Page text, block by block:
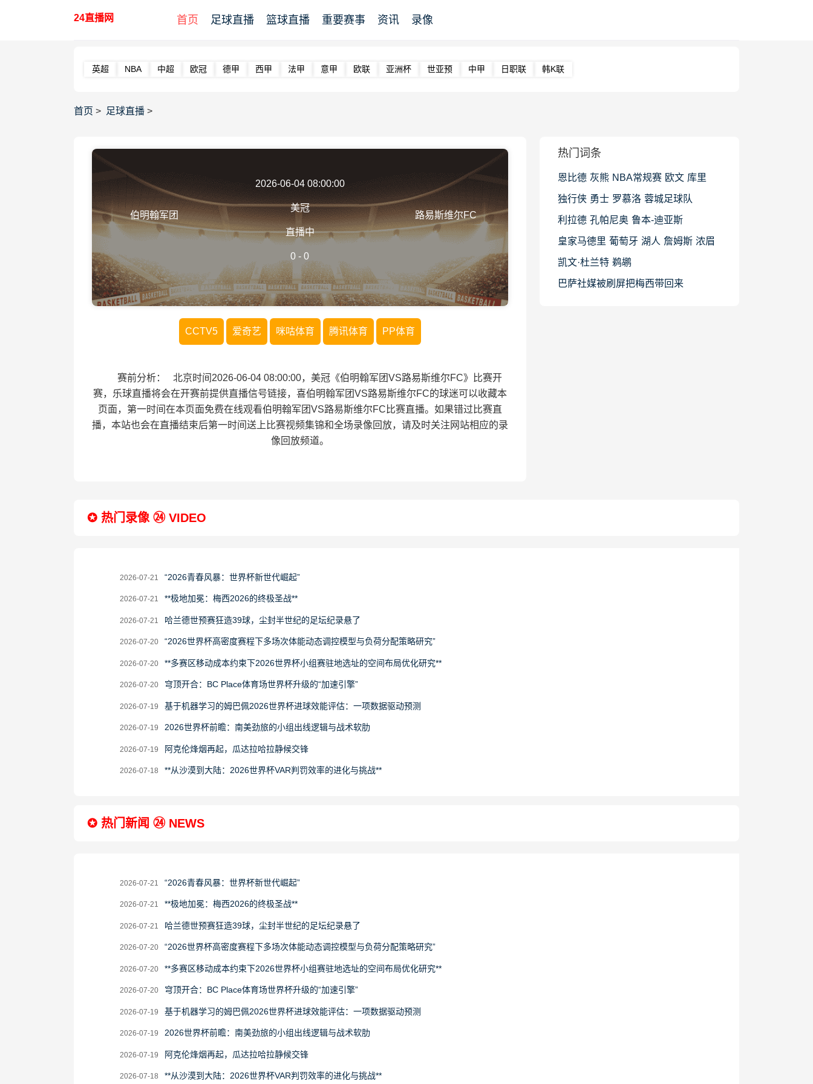
24直播网 首页 足球直播 篮球直播 重要赛事 资讯 录像
英超 NBA 中超 欧冠 德甲 西甲 法甲 意甲 欧联 亚洲杯 世亚预 中甲 日职联 韩K联
首页 > 足球直播 >
伯明翰军团
2026-06-04 08:00:00
美冠
直播中
0 -0
路易斯维尔FC
CCTV5 爱奇艺 咪咕体育 腾讯体育 PP体育
赛前分析： 北京时间2026-06-04 08:00:00，美冠《伯明翰军团VS路易斯维尔FC》比赛开
赛，乐球直播将会在开赛前提供直播信号链接，喜伯明翰军团VS路易斯维尔FC的球迷可以收藏本
页面，第一时间在本页面免费在线观看伯明翰军团VS路易斯维尔FC比赛直播。如果错过比赛直
播，本站也会在直播结束后第一时间送上比赛视频集锦和全场录像回放，请及时关注网站相应的录
像回放频道。
热门词条
恩比德 灰熊 NBA常规赛 欧文 库里
独行侠 勇士 罗慕洛 蓉城足球队
利拉德 孔帕尼奥 鲁本-迪亚斯
皇家马德里 葡萄牙 湖人 詹姆斯 浓眉
凯文·杜兰特 鹈鹕
巴萨社媒被刷屏把梅西带回来
✪ 热门录像 ㉔ VIDEO
2026-
07-
21
2026-07-21 “2026青春风暴：世界杯新世代崛起”
2026-
07-
21
2026-07-21 **极地加冕：梅西2026的终极圣战**
2026-
07-
21
2026-07-21 哈兰德世预赛狂造39球，尘封半世纪的足坛纪录悬了
2026-
07-
20
2026-07-20 “2026世界杯高密度赛程下多场次体能动态调控模型与负荷分配策略研究”
2026-
07-
20
2026-07-20 **多赛区移动成本约束下2026世界杯小组赛驻地选址的空间布局优化研究**
2026-
07-
20
2026-07-20 穹顶开合：BC Place体育场世界杯升级的“加速引擎”
2026-
07-
19
2026-07-19 基于机器学习的姆巴佩2026世界杯进球效能评估：一项数据驱动预测
2026-
07-
19
2026-07-19 2026世界杯前瞻：南美劲旅的小组出线逻辑与战术软肋
2026-
07-
2026-07-19 阿克伦烽烟再起，瓜达拉哈拉静候交锋
2026-
2026-07-18 **从沙漠到大陆：2026世界杯VAR判罚效率的进化与挑战**
✪ 热门新闻 ㉔ NEWS
2026-
07-
21
2026-07-21 “2026青春风暴：世界杯新世代崛起”
2026-
07-
21
2026-07-21 **极地加冕：梅西2026的终极圣战**
2026-
07-
21
2026-07-21 哈兰德世预赛狂造39球，尘封半世纪的足坛纪录悬了
2026-
07-
20
2026-07-20 “2026世界杯高密度赛程下多场次体能动态调控模型与负荷分配策略研究”
2026-
07-
20
2026-07-20 **多赛区移动成本约束下2026世界杯小组赛驻地选址的空间布局优化研究**
2026-
07-
20
2026-07-20 穹顶开合：BC Place体育场世界杯升级的“加速引擎”
2026-
07-
19
2026-07-19 基于机器学习的姆巴佩2026世界杯进球效能评估：一项数据驱动预测
2026-
07-
19
2026-07-19 2026世界杯前瞻：南美劲旅的小组出线逻辑与战术软肋
2026-
07-
2026-07-19 阿克伦烽烟再起，瓜达拉哈拉静候交锋
2026-
2026-07-18 **从沙漠到大陆：2026世界杯VAR判罚效率的进化与挑战**